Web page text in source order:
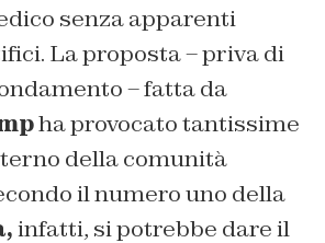
senza apparenti
La proposta – priva di
– fatta da
ha provocato tantissime
della comunità
il numero uno della
infatti, si potrebbe dare il